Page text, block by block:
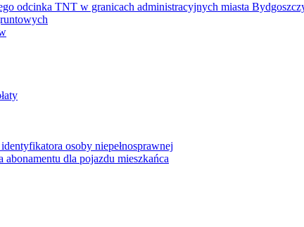
odcinka TNT w granicach administracyjnych miasta
osoby niepełnosprawnej
abonamentu dla pojazdu mieszkańca